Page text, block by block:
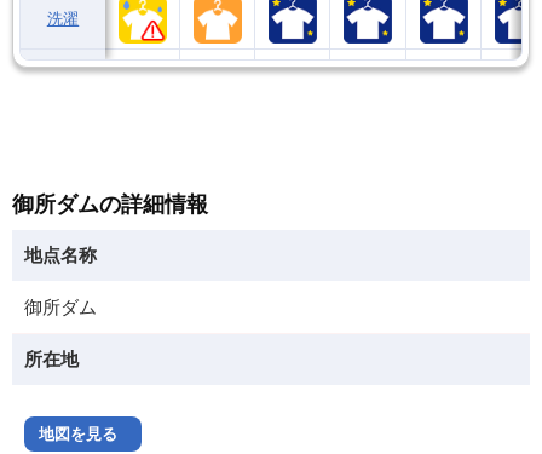
洗濯
御所ダムの詳細情報
地点名称
御所ダム
所在地
地図を見る